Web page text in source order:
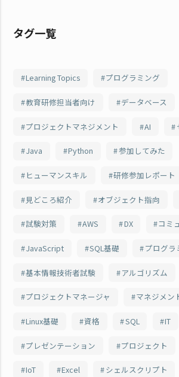
タグ一覧
Learning Topics プログラミング
教育研修担当者向け データベース
プロジェクトマネジメント AI
Java Python 参加してみた
ヒューマンスキル 研修参加レポート
見どころ紹介 オブジェクト指向
試験対策 AWS DX コミ
JavaScript SQL基礎 プログラ
基本情報技術者試験 アルゴリズム
プロジェクトマネージャ マネジメン
Linux基礎 資格 SQL IT
プレゼンテーション プロジェクト
IoT Excel シェルスクリプト